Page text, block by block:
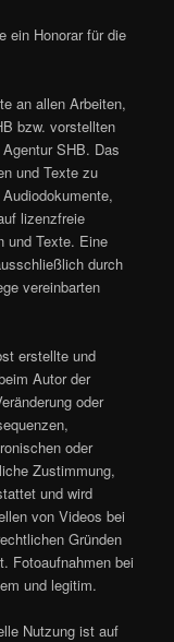
ein Honorar für die
an allen Arbeiten,
bzw. vorstellten
SHB. Das
und Texte zu
lizenzfreie
und Texte. Eine
durch
vereinbarten
erstellte und
Autor der
oder
oder
Zustimmung,
und wird
von Videos bei
Gründen
Fotoaufnahmen bei
und legitim.
Nutzung ist auf